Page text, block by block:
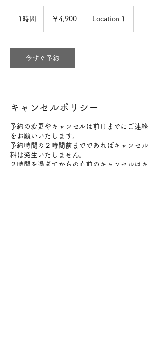
1時間 ￥4,900 Location 1
今すぐ予約
キャンセルポリシー
予約の変更やキャンセルは前日までにご連絡
をお願いいたします。
予約時間の２時間前までであればキャンセル
料は発生いたしません。
２時間を過ぎてからの直前のキャンセルはキ